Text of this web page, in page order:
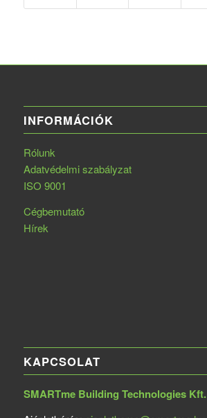
INFORMÁCIÓK
Rólunk
Adatvédelmi szabályzat
ISO 9001
Cégbemutató
Hírek
KAPCSOLAT
SMARTme Building Technologies Kft.